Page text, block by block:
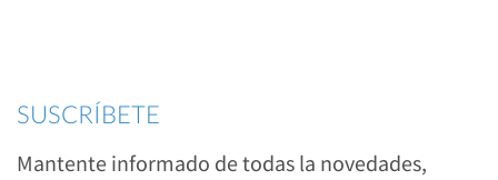
SUSCRÍBETE
Mantente informado de todas la novedades,